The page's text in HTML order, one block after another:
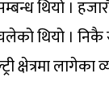
थियो ।
थियो ।
क्षेत्रमा